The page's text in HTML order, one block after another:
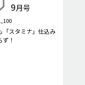
9月号
「スタミナ」仕込み
！